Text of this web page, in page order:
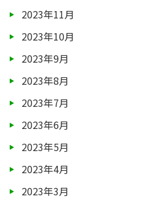
2023年11月
2023年10月
2023年9月
2023年8月
2023年7月
2023年6月
2023年5月
2023年4月
2023年3月